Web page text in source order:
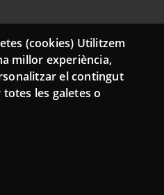
(cookies) Utilitzem
millor experiència,
el contingut
les galetes o